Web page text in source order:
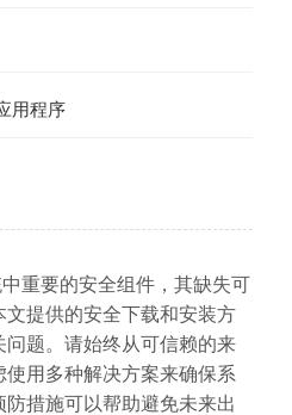
用程序
重要的安全组件，其缺失可
提供的安全下载和安装方
题。请始终从可信赖的来
用多种解决方案来确保系
措施可以帮助避免未来出